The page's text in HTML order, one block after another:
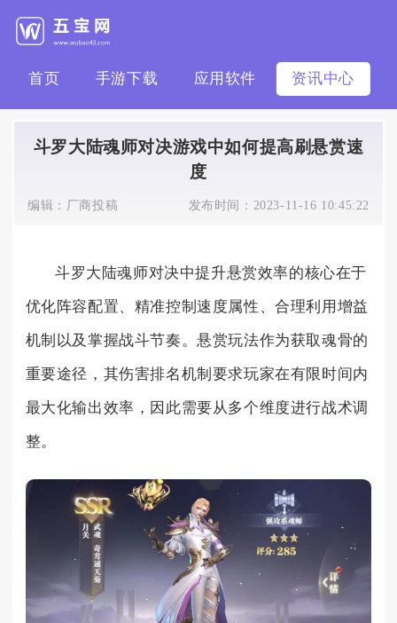
首页 手游下载 应用软件 资讯中心
斗罗大陆魂师对决游戏中如何提高刷悬赏速
度
编辑： 厂商投稿 发布时间： 2023-11-16 10:45:22
斗罗大陆魂师对决中提升悬赏效率的核心在于
优化阵容配置、精准控制速度属性、合理利用增益
机制以及掌握战斗节奏。悬赏玩法作为获取魂骨的
重要途径，其伤害排名机制要求玩家在有限时间内
最大化输出效率，因此需要从多个维度进行战术调
整。